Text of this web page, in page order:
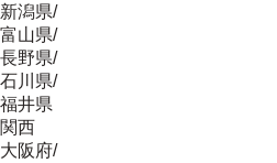
新潟県/
富山県/
長野県/
石川県/
福井県
関西
大阪府/